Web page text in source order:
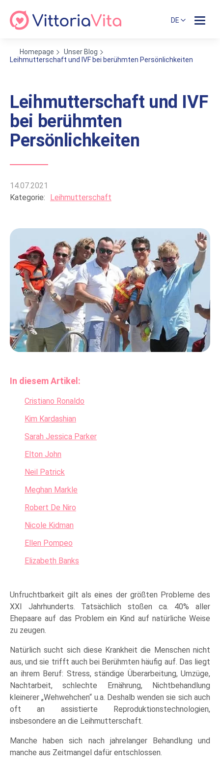
DE
Homepage
Unser Blog
Leihmutterschaft und IVF bei berühmten Persönlichkeiten
Leihmutterschaft und IVF
bei berühmten
Persönlichkeiten
14.07.2021
Kategorie:
Leihmutterschaft
In diesem Artikel:
Cristiano Ronaldo
Kim Kardashian
Sarah Jessica Parker
Elton John
Neil Patrick
Meghan Markle
Robert De Niro
Nicole Kidman
Ellen Pompeo
Elizabeth Banks
Unfruchtbarkeit gilt als eines der größten Probleme des
XXI Jahrhunderts. Tatsächlich stoßen ca. 40% aller
Ehepaare auf das Problem ein Kind auf natürliche Weise
zu zeugen.
Natürlich sucht sich diese Krankheit die Menschen nicht
aus, und sie trifft auch bei Berühmten häufig auf. Das liegt
an ihrem Beruf: Stress, ständige Überarbeitung, Umzüge,
Nachtarbeit, schlechte Ernährung, Nichtbehandlung
kleinerer „Wehwehchen“ u.a. Deshalb wenden sie sich auch
oft an assistierte Reproduktionstechnologien,
insbesondere an die Leihmutterschaft.
Manche haben sich nach jahrelanger Behandlung und
manche aus Zeitmangel dafür entschlossen.